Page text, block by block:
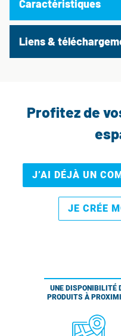
Caractéristiques
Liens &
Profitez de
J’AI DÉJÀ UN
JE CRÉE
UNE DISPONIBILITÉ
PRODUITS À